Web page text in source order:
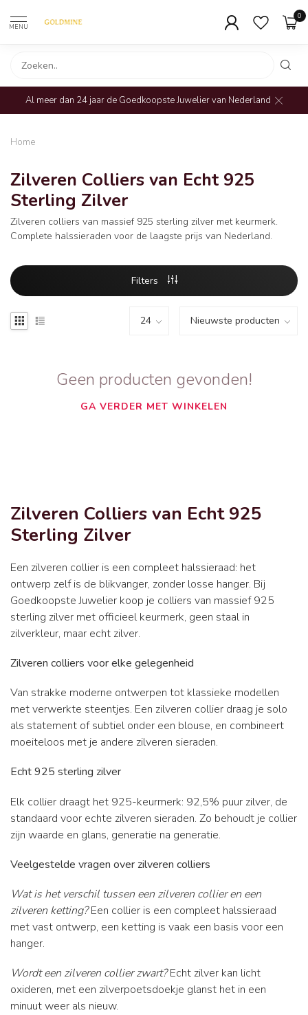
MENU
0
Al meer dan 24 jaar de Goedkoopste Juwelier van Nederland
Home
Zilveren Colliers van Echt 925
Sterling Zilver
Zilveren colliers van massief 925 sterling zilver met keurmerk.
Complete halssieraden voor de laagste prijs van Nederland.
Filters
Geen producten gevonden!
GA VERDER MET WINKELEN
Zilveren Colliers van Echt 925
Sterling Zilver
Een zilveren collier is een compleet halssieraad: het
ontwerp zelf is de blikvanger, zonder losse hanger. Bij
Goedkoopste Juwelier koop je colliers van massief 925
sterling zilver met officieel keurmerk, geen staal in
zilverkleur, maar echt zilver.
Zilveren colliers voor elke gelegenheid
Van strakke moderne ontwerpen tot klassieke modellen
met verwerkte steentjes. Een zilveren collier draag je solo
als statement of subtiel onder een blouse, en combineert
moeiteloos met je andere zilveren sieraden.
Echt 925 sterling zilver
Elk collier draagt het 925-keurmerk: 92,5% puur zilver, de
standaard voor echte zilveren sieraden. Zo behoudt je collier
zijn waarde en glans, generatie na generatie.
Veelgestelde vragen over zilveren colliers
Wat is het verschil tussen een zilveren collier en een
zilveren ketting?Een collier is een compleet halssieraad
met vast ontwerp, een ketting is vaak een basis voor een
hanger.
Wordt een zilveren collier zwart?Echt zilver kan licht
oxideren, met een zilverpoetsdoekje glanst het in een
minuut weer als nieuw.